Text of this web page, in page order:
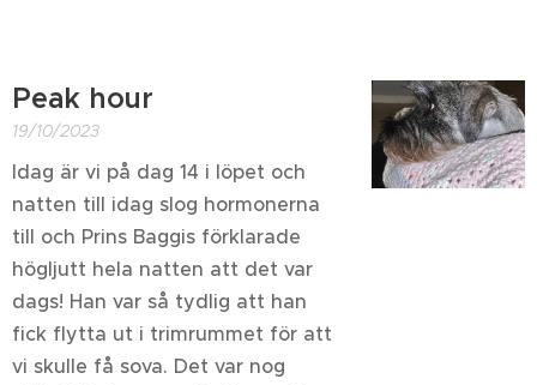
Peak hour
19/10/2023
Idag är vi på dag 14 i löpet och
natten till idag slog hormonerna
till och Prins Baggis förklarade
högljutt hela natten att det var
dags! Han var så tydlig att han
fick flytta ut i trimrummet för att
vi skulle få sova. Det var nog